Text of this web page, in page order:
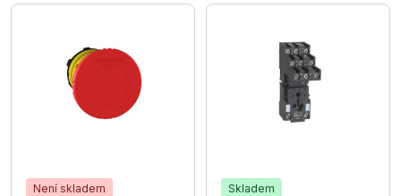
Není skladem Skladem